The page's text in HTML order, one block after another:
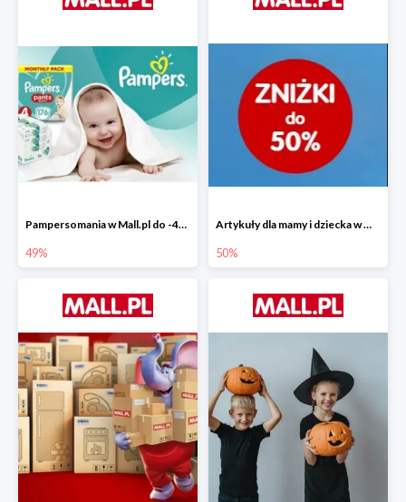
Pampersomania w Mall.pl do -49%
49%
Artykuły dla mamy i dziecka w Mall.pl do -50%
50%